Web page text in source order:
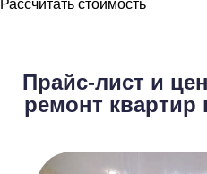
Рассчитать стоимость
Прайс-лист и
ремонт квартир